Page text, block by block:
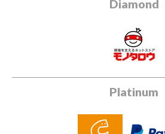
Diamond
Platinum